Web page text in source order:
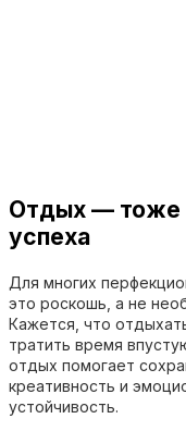
Отдых — тоже
успеха
Для многих
это роскошь, а не
Кажется, что
тратить время
отдых помогает
креативность и
устойчивость.